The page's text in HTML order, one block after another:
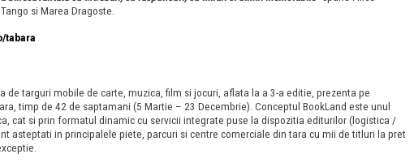
si Marea Dragoste.
tabara
de targuri mobile de carte, muzica, film si jocuri, aflata la a 3-a editie, prezenta pe
timp de 42 de saptamani (5 Martie – 23 Decembrie). Conceptul BookLand este unul
cat si prin formatul dinamic cu servicii integrate puse la dispozitia editurilor (logistica /
asteptati in principalele piete, parcuri si centre comerciale din tara cu mii de titluri la pret